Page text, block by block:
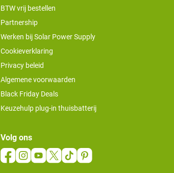
BTW vrij bestellen
Partnership
Werken bij Solar Power Supply
Cookieverklaring
Privacy beleid
Algemene voorwaarden
Black Friday Deals
Keuzehulp plug-in thuisbatterij
Volg ons